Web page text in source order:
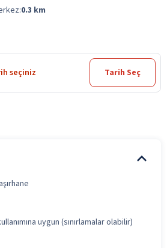
0.3 km
seçiniz Tarih Seç
uygun (sınırlamalar olabilir)